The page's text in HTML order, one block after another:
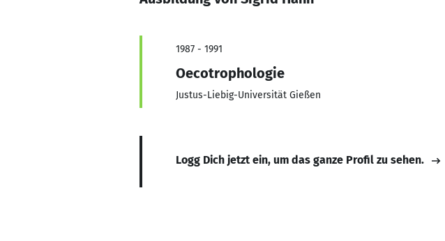
1987 - 1991
Oecotrophologie
Justus-Liebig-Universität Gießen
Logg Dich jetzt ein, um das ganze Profil zu sehen.